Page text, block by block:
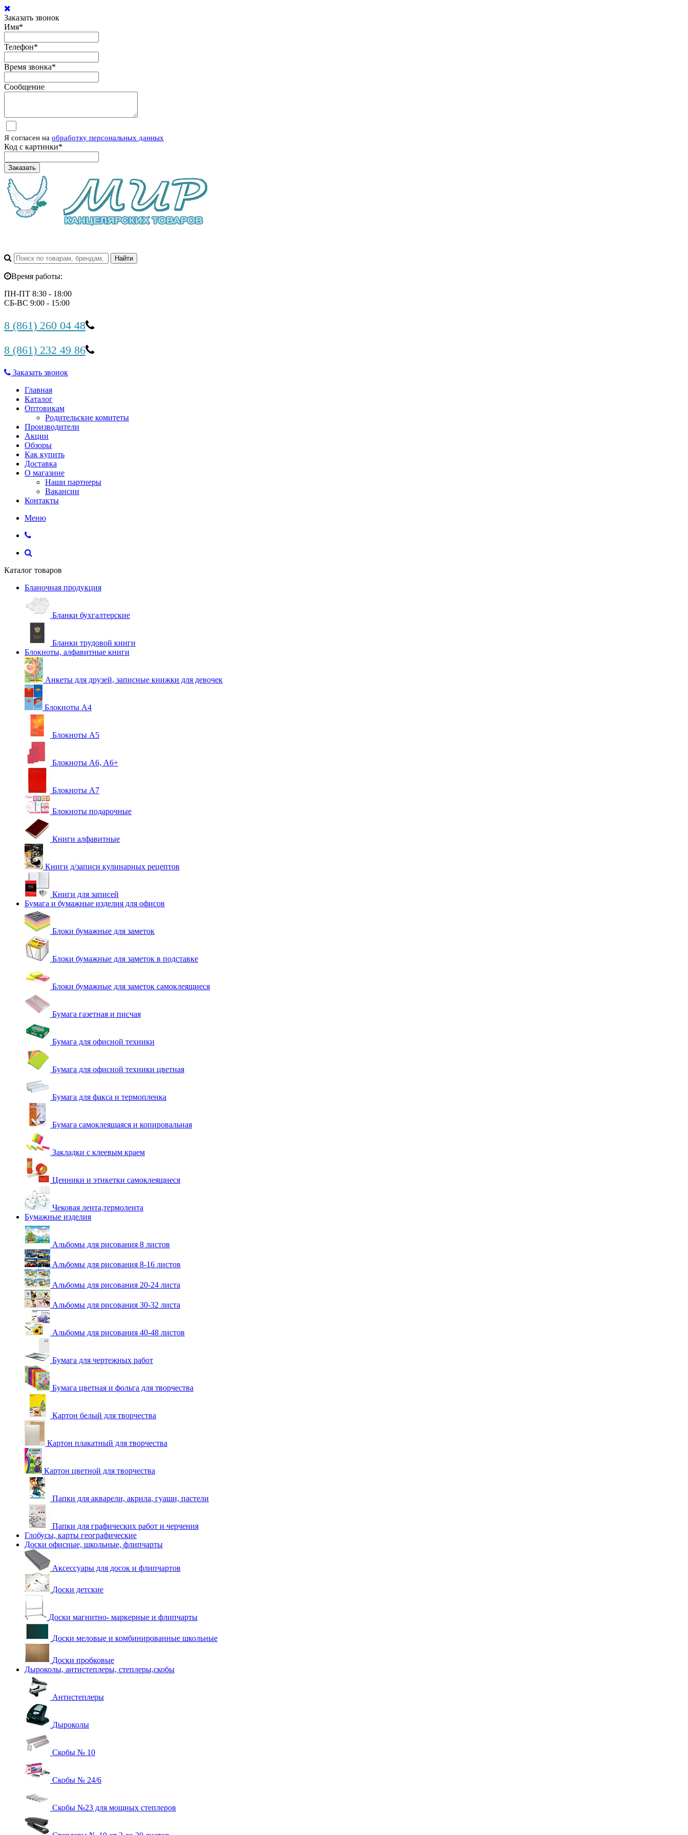
Заказать звонок
Имя*
Телефон*
Время звонка*
Сообщение
Я согласен на обработку персональных данных
Код с картинки*
Заказать
Время работы:
ПН-ПТ 8:30 - 18:00
СБ-ВС 9:00 - 15:00
8 (861) 260 04 48
8 (861) 232 49 86
Заказать звонок
Главная
Каталог
Оптовикам
Родительские комитеты
Производители
Акции
Обзоры
Как купить
Доставка
О магазине
Наши партнеры
Вакансии
Контакты
Меню
Каталог товаров
Бланочная продукция
Бланки бухгалтерские
Бланки трудовой книги
Блокноты, алфавитные книги
Анкеты для друзей, записные книжки для девочек
Блокноты А4
Блокноты А5
Блокноты А6, А6+
Блокноты А7
Блокноты подарочные
Книги алфавитные
Книги д/записи кулинарных рецептов
Книги для записей
Бумага и бумажные изделия для офисов
Блоки бумажные для заметок
Блоки бумажные для заметок в подставке
Блоки бумажные для заметок самоклеящиеся
Бумага газетная и писчая
Бумага для офисной техники
Бумага для офисной техники цветная
Бумага для факса и термопленка
Бумага самоклеящаяся и копировальная
Закладки с клеевым краем
Ценники и этикетки самоклеящиеся
Чековая лента,термолента
Бумажные изделия
Альбомы для рисования 8 листов
Альбомы для рисования 8-16 листов
Альбомы для рисования 20-24 листа
Альбомы для рисования 30-32 листа
Альбомы для рисования 40-48 листов
Бумага для чертежных работ
Бумага цветная и фольга для творчества
Картон белый для творчества
Картон плакатный для творчества
Картон цветной для творчества
Папки для акварели, акрила, гуаши, пастели
Папки для графических работ и черчения
Глобусы, карты географические
Доски офисные, школьные, флипчарты
Аксессуары для досок и флипчартов
Доски детские
Доски магнитно- маркерные и флипчарты
Доски меловые и комбинированные школьные
Доски пробковые
Дыроколы, антистеплеры, степлеры,скобы
Антистеплеры
Дыроколы
Скобы № 10
Скобы № 24/6
Скобы №23 для мощных степлеров